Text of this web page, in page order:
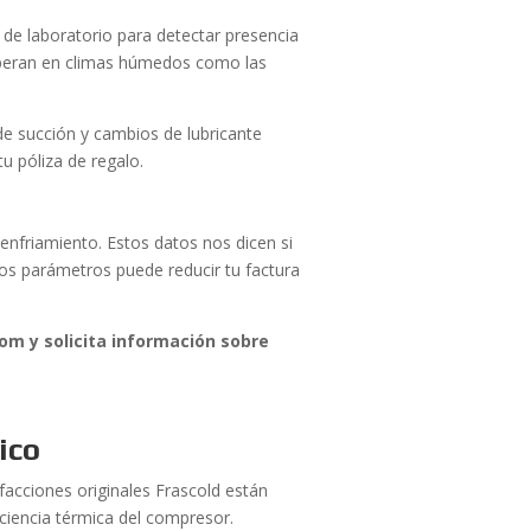
laboratorio para detectar presencia
en climas húmedos como las
succión y cambios de lubricante
póliza de regalo.
Estos datos nos dicen si
parámetros puede reducir tu factura
y solicita información sobre
originales Frascold están
térmica del compresor.